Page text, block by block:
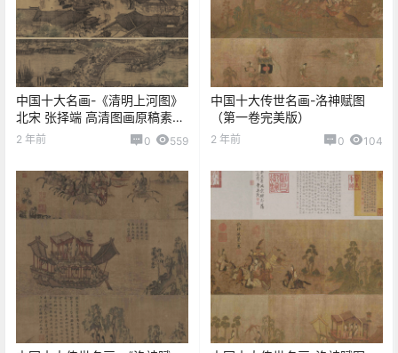
中国十大名画-《清明上河图》
北宋 张择端 高清图画原稿素材
设计临摹
2 年前 0 559
中国十大传世名画-洛神赋图
（第一卷完美版）
2 年前 0 104